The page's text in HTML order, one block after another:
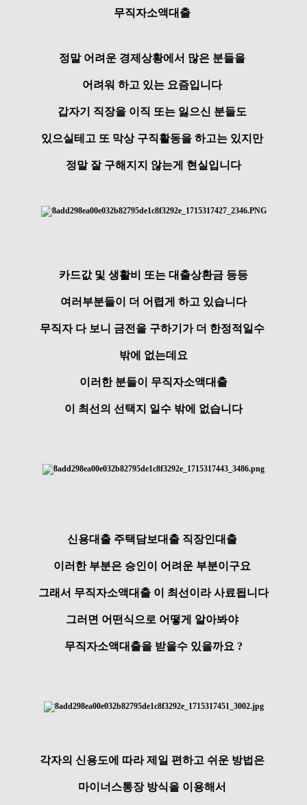
무직자소액대출
정말 어려운 경제상황에서 많은 분들을
어려워 하고 있는 요즘입니다
갑자기 직장을 이직 또는 잃으신 분들도
있으실테고 또 막상 구직활동을 하고는 있지만
정말 잘 구해지지 않는게 현실입니다
카드값 및 생활비 또는 대출상환금 등등
여러부분들이 더 어렵게 하고 있습니다
무직자 다 보니 금전을 구하기가 더 한정적일수
밖에 없는데요
이러한 분들이 무직자소액대출
이 최선의 선택지 일수 밖에 없습니다
신용대출 주택담보대출 직장인대출
이러한 부분은 승인이 어려운 부분이구요
그래서 무직자소액대출 이 최선이라 사료됩니다
그러면 어떤식으로 어떻게 알아봐야
무직자소액대출을 받을수 있을까요 ?
각자의 신용도에 따라 제일 편하고 쉬운 방법은
마이너스통장 방식을 이용해서